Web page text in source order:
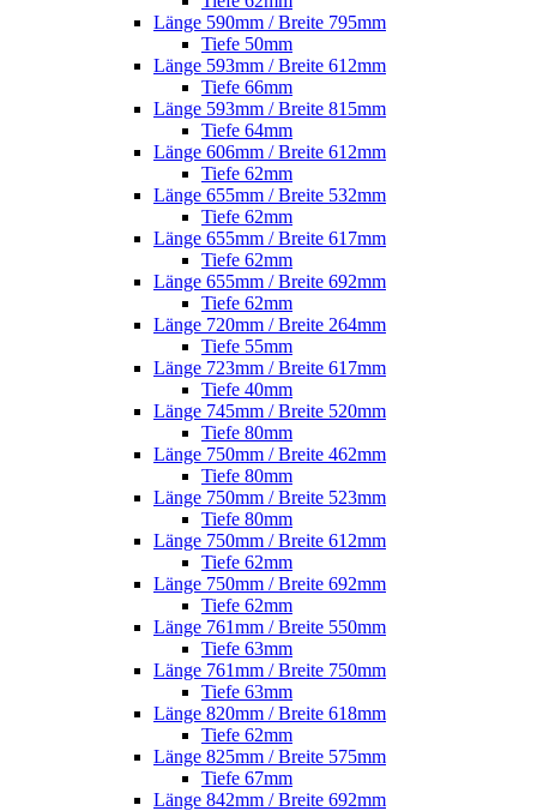
Länge 590mm / Breite 795mm
Tiefe 50mm
Länge 593mm / Breite 612mm
Tiefe 66mm
Länge 593mm / Breite 815mm
Tiefe 64mm
Länge 606mm / Breite 612mm
Tiefe 62mm
Länge 655mm / Breite 532mm
Tiefe 62mm
Länge 655mm / Breite 617mm
Tiefe 62mm
Länge 655mm / Breite 692mm
Tiefe 62mm
Länge 720mm / Breite 264mm
Tiefe 55mm
Länge 723mm / Breite 617mm
Tiefe 40mm
Länge 745mm / Breite 520mm
Tiefe 80mm
Länge 750mm / Breite 462mm
Tiefe 80mm
Länge 750mm / Breite 523mm
Tiefe 80mm
Länge 750mm / Breite 612mm
Tiefe 62mm
Länge 750mm / Breite 692mm
Tiefe 62mm
Länge 761mm / Breite 550mm
Tiefe 63mm
Länge 761mm / Breite 750mm
Tiefe 63mm
Länge 820mm / Breite 618mm
Tiefe 62mm
Länge 825mm / Breite 575mm
Tiefe 67mm
Länge 842mm / Breite 692mm